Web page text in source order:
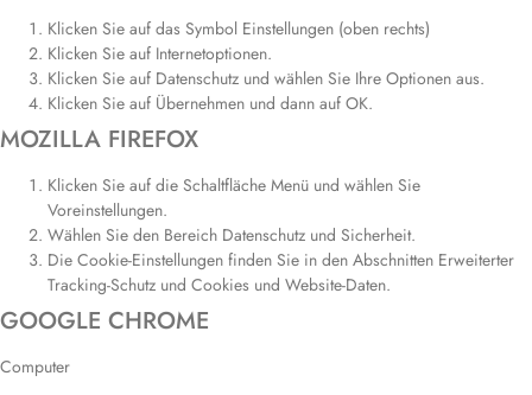
Klicken Sie auf das Symbol Einstellungen (oben rechts)
Klicken Sie auf Internetoptionen.
Klicken Sie auf Datenschutz und wählen Sie Ihre Optionen aus.
Klicken Sie auf Übernehmen und dann auf OK.
MOZILLA FIREFOX
Klicken Sie auf die Schaltfläche Menü und wählen Sie
Voreinstellungen.
Wählen Sie den Bereich Datenschutz und Sicherheit.
Die Cookie-Einstellungen finden Sie in den Abschnitten Erweiterter
Tracking-Schutz und Cookies und Website-Daten.
GOOGLE CHROME
Computer